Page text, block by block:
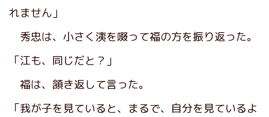
れません」
秀忠は、小さく洟を啜って福の方を振り返った。
「江も、同じだと？」
福は、頷き返して言った。
「我が子を見ていると、まるで、自分を見ているよ